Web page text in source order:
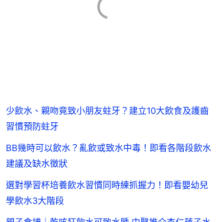
少飲水、親吻竟致小朋友蛀牙？建立10大飲食及護齒
習慣預防蛀牙
BB幾時可以飲水？亂飲或致水中毒！即看各階段飲水
建議及缺水徵狀
選對學習杯培養飲水習慣同時練抓握力！即看嬰幼兒
學飲水3大階段